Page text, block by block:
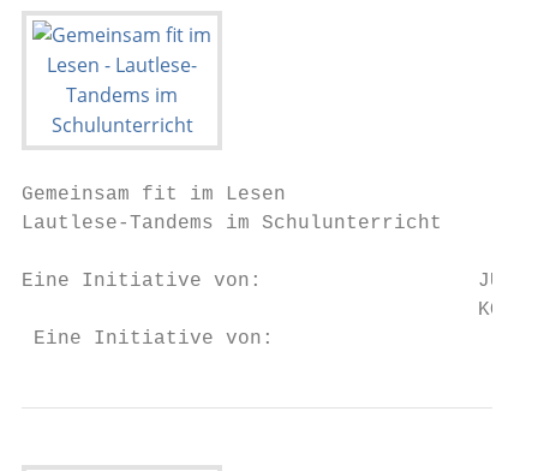
Gemeinsam fit im Lesen
Lautlese-Tandems im Schulunterricht
Eine Initiative von:                  JUGEND-
Eine Initiative von: